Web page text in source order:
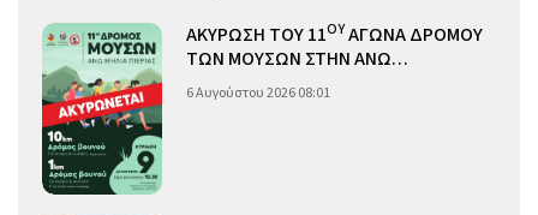
ΑΚΥΡΩΣΗ ΤΟΥ 11ΟΥΑΓΩΝΑ ΔΡΟΜΟΥ
ΤΩΝ ΜΟΥΣΩΝ ΣΤΗΝ ΑΝΩ…
6 Αυγούστου 2026 08:01